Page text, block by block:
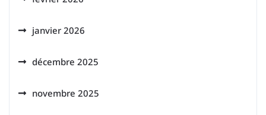
janvier 2026
décembre 2025
novembre 2025